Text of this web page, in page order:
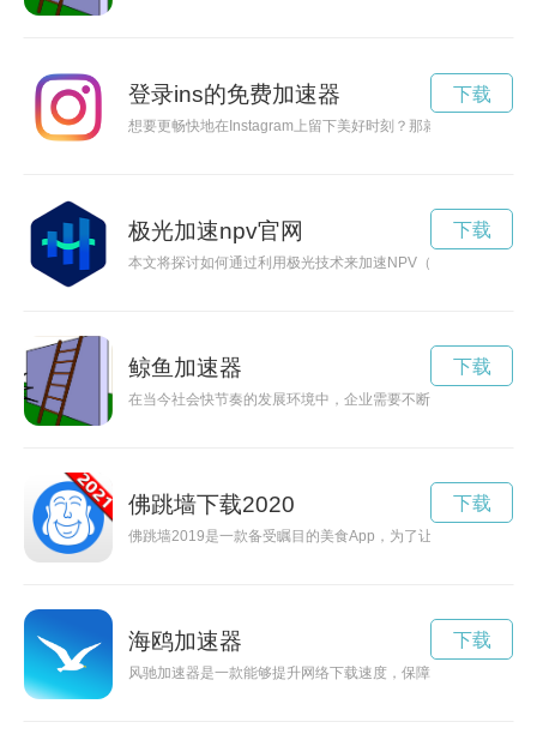
登录ins的免费加速器
想要更畅快地在Instagram上留下美好时刻？那就赶紧下载一个
下载
极光加速npv官网
本文将探讨如何通过利用极光技术来加速NPV（净现值）的计
下载
鲸鱼加速器
在当今社会快节奏的发展环境中，企业需要不断加速发展步伐
下载
佛跳墙下载2020
佛跳墙2019是一款备受瞩目的美食App，为了让更多用户能够
下载
海鸥加速器
风驰加速器是一款能够提升网络下载速度，保障网络畅通的强
下载